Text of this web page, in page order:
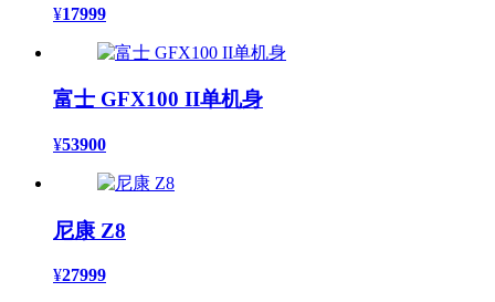
¥17999
富士 GFX100 II单机身
¥53900
尼康 Z8
¥27999